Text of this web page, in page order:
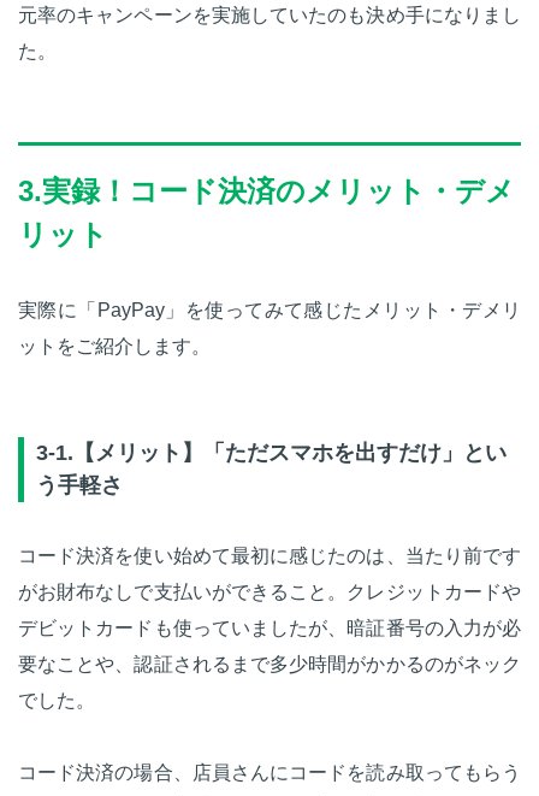
元率のキャンペーンを実施していたのも決め手になりまし
た。
3.実録！コード決済のメリット・デメ
リット
実際に「PayPay」を使ってみて感じたメリット・デメリ
ットをご紹介します。
3-1.【メリット】「ただスマホを出すだけ」とい
う手軽さ
コード決済を使い始めて最初に感じたのは、当たり前です
がお財布なしで支払いができること。クレジットカードや
デビットカードも使っていましたが、暗証番号の入力が必
要なことや、認証されるまで多少時間がかかるのがネック
でした。
コード決済の場合、店員さんにコードを読み取ってもらう